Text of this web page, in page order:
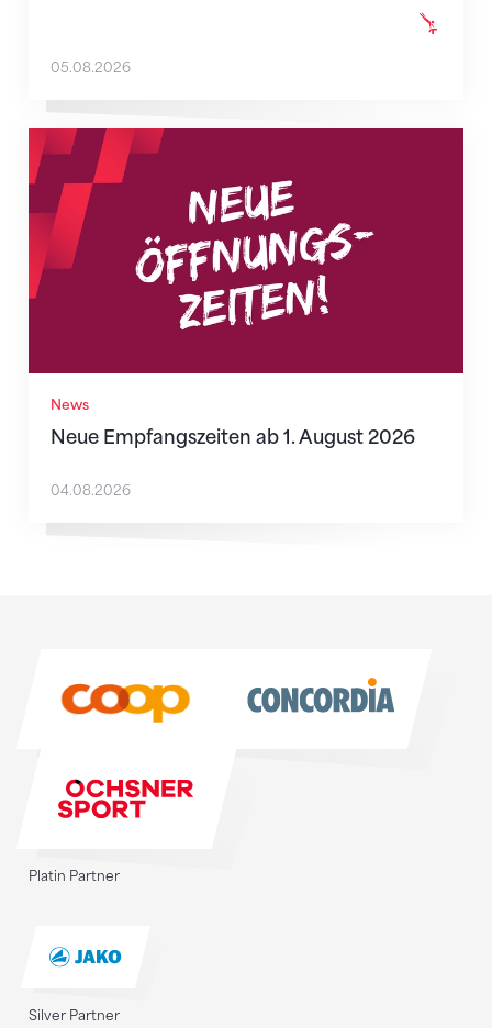
05.08.2026
News
Neue Empfangszeiten ab 1. August 2026
Neue Empfangszeiten ab 1. August 2026
04.08.2026
Platin Partner
Silver Partner